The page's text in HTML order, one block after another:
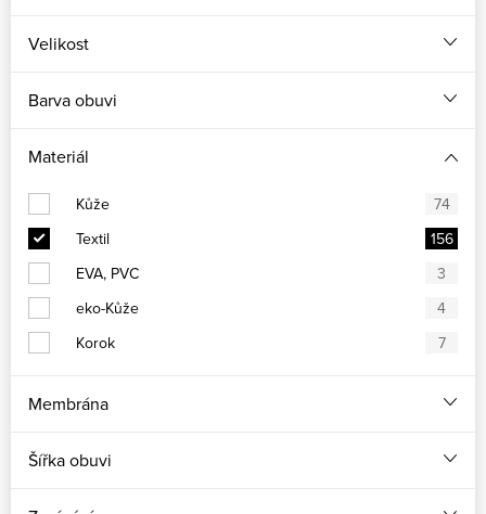
Velikost
Barva obuvi
Materiál
Kůže
74
Textil
156
EVA, PVC
3
eko-Kůže
4
Korok
7
Membrána
Šířka obuvi